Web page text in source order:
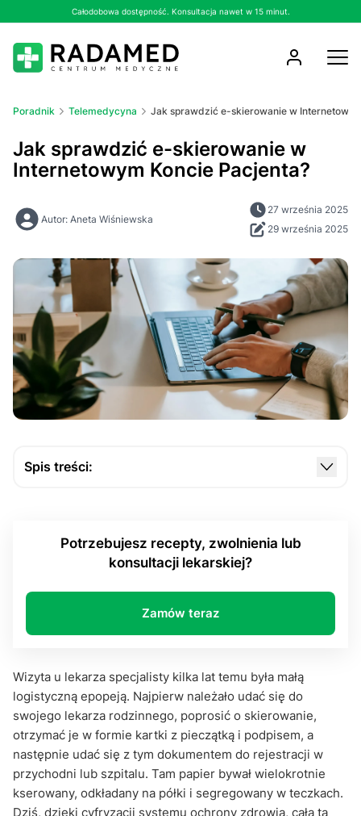
Całodobowa dostępność. Konsultacja nawet w 15 minut.
Poradnik Telemedycyna Jak sprawdzić e-skierowanie w
Jak sprawdzić e-skierowanie w
Internetowym Koncie Pacjenta?
Autor: Aneta Wiśniewska
27 września 2025
29 września 2025
Spis treści:
cyfrowa kartoteka w Twojej kieszeni
Praktyczne oblicze cyfryzacji. Rejestracja i
kontrola skierowań
E-skierowanie w Internetowym Koncie Pacjenta.
Mały kod, wielka zmiana
Potrzebujesz recepty, zwolnienia lub
konsultacji lekarskiej?
Zamów teraz
Wizyta u lekarza specjalisty kilka lat temu była małą
logistyczną epopeją. Najpierw należało udać się do
swojego lekarza rodzinnego, poprosić o skierowanie,
otrzymać je w formie kartki z pieczątką i podpisem, a
następnie udać się z tym dokumentem do rejestracji w
przychodni lub szpitalu. Tam papier bywał wielokrotnie
kserowany, odkładany na półki i segregowany w teczkach.
Dziś, dzięki cyfryzacji systemu ochrony zdrowia, cała ta